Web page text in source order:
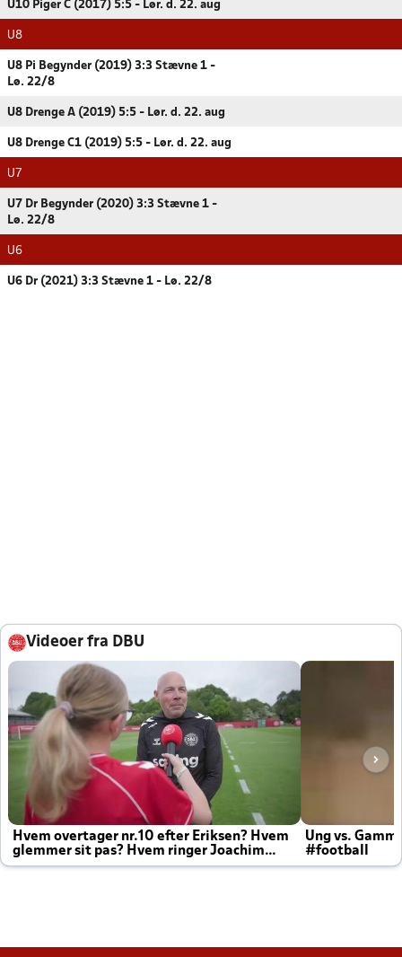
U10 Piger C (2017) 5:5 - Lør. d. 22. aug
U8
U8 Pi Begynder (2019) 3:3 Stævne 1 -
Lø. 22/8
U8 Drenge A (2019) 5:5 - Lør. d. 22. aug
U8 Drenge C1 (2019) 5:5 - Lør. d. 22. aug
U7
U7 Dr Begynder (2020) 3:3 Stævne 1 -
Lø. 22/8
U6
U6 Dr (2021) 3:3 Stævne 1 - Lø. 22/8
Videoer fra DBU
Hvem overtager nr.10 efter Eriksen? Hvem
glemmer sit pas? Hvem ringer Joachim
altid til efter kampe?
Ung vs.
#football